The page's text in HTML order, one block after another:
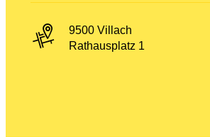
PLZ und Ort:
9500 Villach
Adresse:
Rathausplatz 1